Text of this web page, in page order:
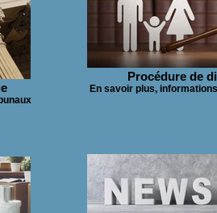
Procédure de
En savoir plus,